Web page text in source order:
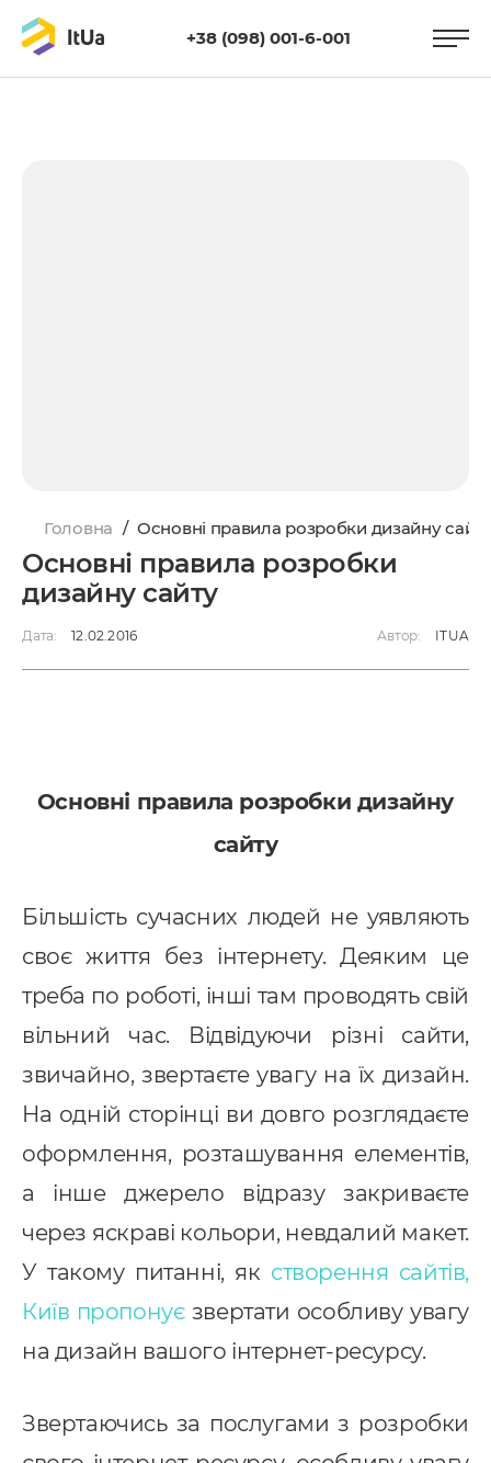
+38 (098) 001-6-001
Головна / Основні правила розробки дизайну сайту
Основні правила розробки
дизайну сайту
Дата: 12.02.2016 Автор: ITUA
Основні правила розробки дизайну
сайту
Більшість сучасних людей не уявляють
своє життя без інтернету. Деяким це
треба по роботі, інші там проводять свій
вільний час. Відвідуючи різні сайти,
звичайно, звертаєте увагу на їх дизайн.
На одній сторінці ви довго розглядаєте
оформлення, розташування елементів,
а інше джерело відразу закриваєте
через яскраві кольори, невдалий макет.
У такому питанні, як створення сайтів,
Київ пропонує звертати особливу увагу
на дизайн вашого інтернет-ресурсу.
Звертаючись за послугами з розробки